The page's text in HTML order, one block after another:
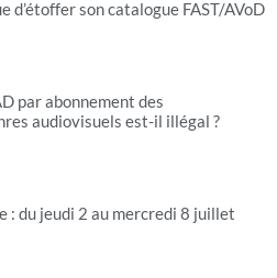
d’étoffer son catalogue FAST/AVoD
par abonnement des
audiovisuels est-il illégal ?
: du jeudi 2 au mercredi 8 juillet